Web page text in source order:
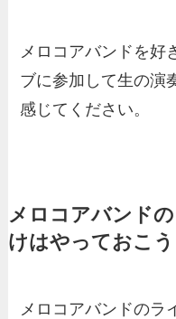
メロコアバンドを好
ブに参加して生の演
感じてください。
メロコアバンド
けはやっておこう
メロコアバンドのラ